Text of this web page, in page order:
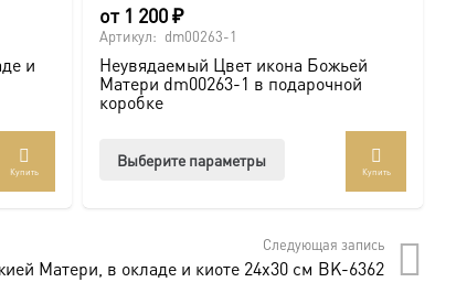
и
Купить
от 1 200₽
Артикул: dm00263-1
Неувядаемый Цвет икона Божьей
Матери dm00263-1 в подарочной
коробке
Выберите параметры
вариаций.
Купить
Следующая запись
Матери, в окладе и киоте 24х30 см BK-6362